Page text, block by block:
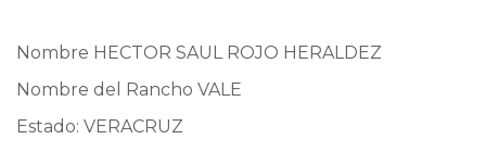
Nombre HECTOR SAUL ROJO HERALDEZ
Nombre del Rancho VALE
Estado: VERACRUZ